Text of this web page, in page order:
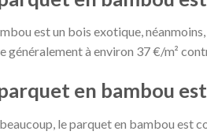
est un bois exotique,
généralement à environ 37 €/m²
en bambou
le parquet en bambou est